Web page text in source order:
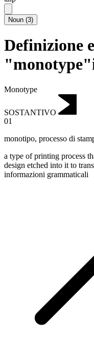
Noun (3)
Definizione
Monotype
SOSTANTIVO
01
monotipo, processo di
a type of printing process
design etched into it to
informazioni grammaticali